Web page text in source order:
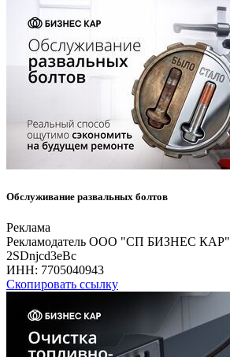
Обслуживание развальных болтов
Реклама
Рекламодатель ООО "СП БИЗНЕС КАР"
2SDnjcd3eBc
ИНН: 7705040943
Скопировать ссылку